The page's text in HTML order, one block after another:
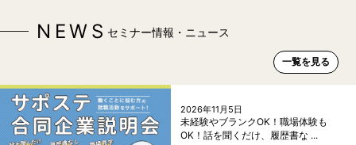
NEWS セミナー情報・ニュース
一覧を見る
2026年11月5日
未経験やブランクOK！職場体験も
OK！話を聞くだけ、履歴書な ...